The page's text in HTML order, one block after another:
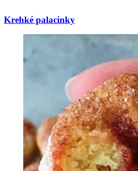
Krehké palacinky